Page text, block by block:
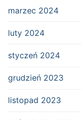
marzec 2024
luty 2024
styczeń 2024
grudzień 2023
listopad 2023